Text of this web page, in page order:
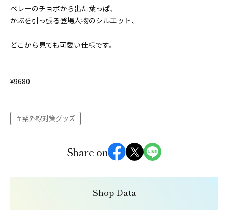
ベレーのチョボから出た葉っぱ、
かぶを引っ張る登場人物のシルエット、
どこから見ても可愛い仕様です。
¥9680
紫外線対策グッズ
Share on
Shop Data